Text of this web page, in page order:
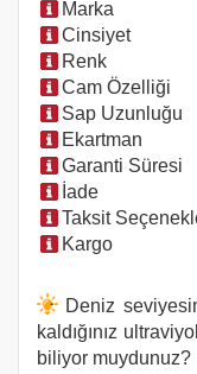
Marka
Cinsiyet
Renk
Cam Özelliği
Sap Uzunluğu
Ekartman
Garanti Süresi
İade
Taksit
Kargo
Deniz
kaldığınız
biliyor muydunuz?